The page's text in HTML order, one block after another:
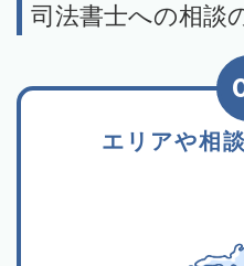
司法書士への相談
エリアや相